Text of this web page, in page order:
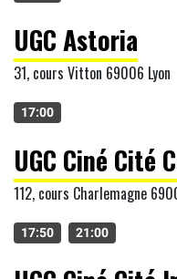
UGC Astoria
31, cours Vitton 69006 Lyon
17:00
UGC Ciné Cité
112, cours Charlemagne
17:50 21:00